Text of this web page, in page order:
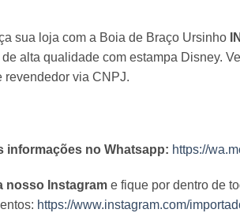
sua loja com a Boia de Braço Ursinho
alta qualidade com estampa Disney.
revendedor via CNPJ.
informações no Whatsapp: https://
nosso Instagram e fique por dentro de
https://www.instagram.com/